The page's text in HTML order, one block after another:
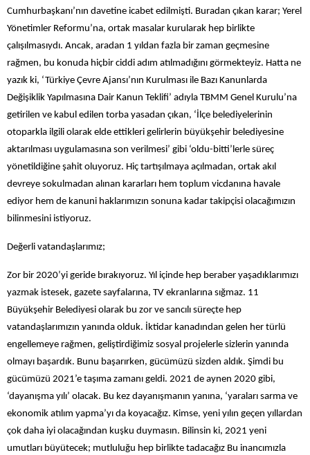
Cumhurbaşkanı’nın davetine icabet edilmişti. Buradan çıkan karar; Yerel
Yönetimler Reformu’na, ortak masalar kurularak hep birlikte
çalışılmasıydı. Ancak, aradan 1 yıldan fazla bir zaman geçmesine
rağmen, bu konuda hiçbir ciddi adım atılmadığını görmekteyiz. Hatta ne
yazık ki, ‘Türkiye Çevre Ajansı’nın Kurulması ile Bazı Kanunlarda
Değişiklik Yapılmasına Dair Kanun Teklifi’ adıyla TBMM Genel Kurulu’na
getirilen ve kabul edilen torba yasadan çıkan, ‘İlçe belediyelerinin
otoparkla ilgili olarak elde ettikleri gelirlerin büyükşehir belediyesine
aktarılması uygulamasına son verilmesi’ gibi ‘oldu-bitti’lerle süreç
yönetildiğine şahit oluyoruz. Hiç tartışılmaya açılmadan, ortak akıl
devreye sokulmadan alınan kararları hem toplum vicdanına havale
ediyor hem de kanuni haklarımızın sonuna kadar takipçisi olacağımızın
bilinmesini istiyoruz.
Değerli vatandaşlarımız;
Zor bir 2020’yi geride bırakıyoruz. Yıl içinde hep beraber yaşadıklarımızı
yazmak istesek, gazete sayfalarına, TV ekranlarına sığmaz. 11
Büyükşehir Belediyesi olarak bu zor ve sancılı süreçte hep
vatandaşlarımızın yanında olduk. İktidar kanadından gelen her türlü
engellemeye rağmen, geliştirdiğimiz sosyal projelerle sizlerin yanında
olmayı başardık. Bunu başarırken, gücümüzü sizden aldık. Şimdi bu
gücümüzü 2021’e taşıma zamanı geldi. 2021 de aynen 2020 gibi,
‘dayanışma yılı’ olacak. Bu kez dayanışmanın yanına, ‘yaraları sarma ve
ekonomik atılım yapma’yı da koyacağız. Kimse, yeni yılın geçen yıllardan
çok daha iyi olacağından kuşku duymasın. Bilinsin ki, 2021 yeni
umutları büyütecek; mutluluğu hep birlikte tadacağız Bu inancımızla